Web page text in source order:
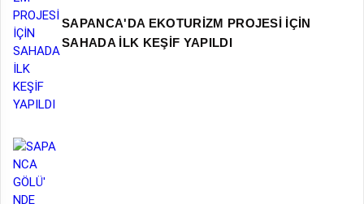
SAPANCA'DA EKOTURİZM PROJESİ İÇİN
SAHADA İLK KEŞİF YAPILDI